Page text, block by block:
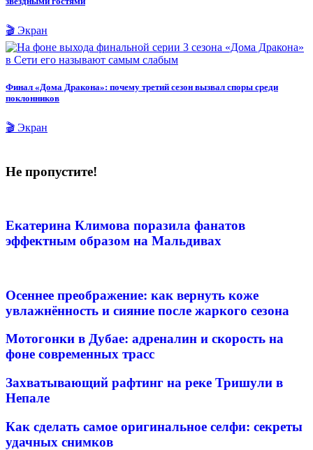
🎬 Экран
Финал «Дома Дракона»: почему третий сезон вызвал споры среди
поклонников
🎬 Экран
Не пропустите!
Екатерина Климова поразила фанатов
эффектным образом на Мальдивах
Осеннее преображение: как вернуть коже
увлажнённость и сияние после жаркого сезона
Мотогонки в Дубае: адреналин и скорость на
фоне современных трасс
Захватывающий рафтинг на реке Тришули в
Непале
Как сделать самое оригинальное селфи: секреты
удачных снимков